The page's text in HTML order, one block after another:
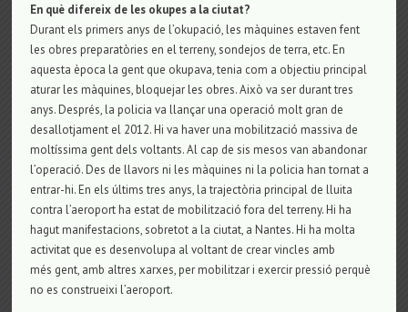
En què difereix de les okupes a la ciutat?
Durant els primers anys de l’okupació, les màquines estaven fent
les obres preparatòries en el terreny, sondejos de terra, etc. En
aquesta època la gent que okupava, tenia com a objectiu principal
aturar les màquines, bloquejar les obres. Això va ser durant tres
anys. Després, la policia va llançar una operació molt gran de
desallotjament el 2012. Hi va haver una mobilització massiva de
moltíssima gent dels voltants. Al cap de sis mesos van abandonar
l’operació. Des de llavors ni les màquines ni la policia han tornat a
entrar-hi. En els últims tres anys, la trajectòria principal de lluita
contra l’aeroport ha estat de mobilització fora del terreny. Hi ha
hagut manifestacions, sobretot a la ciutat, a Nantes. Hi ha molta
activitat que es desenvolupa al voltant de crear vincles amb
més gent, amb altres xarxes, per mobilitzar i exercir pressió perquè
no es construeixi l’aeroport.